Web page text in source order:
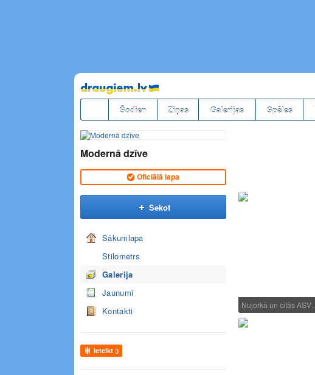
Pāriet
uz
saturu
Šodien Ziņas Galerijas Spēles
Modernā dzīve
Oficiālā lapa
Sekot
Sākumlapa
Stilometrs
Galerija
Jaunumi
Kontakti
Ieteikt 3
Ņujorkā un citās ASV…